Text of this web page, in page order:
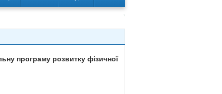
програму розвитку фізичної